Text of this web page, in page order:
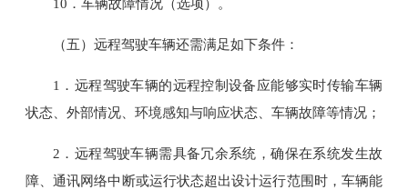
10．车辆故障情况（选项）。
（五）远程驾驶车辆还需满足如下条件：
1．远程驾驶车辆的远程控制设备应能够实时传输车辆
状态、外部情况、环境感知与响应状态、车辆故障等情况；
2．远程驾驶车辆需具备冗余系统，确保在系统发生故
障、通讯网络中断或运行状态超出设计运行范围时，车辆能